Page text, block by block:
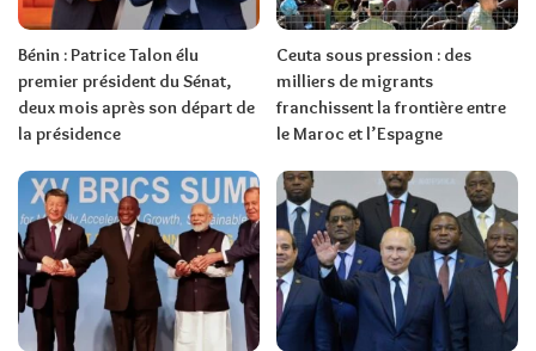
Bénin : Patrice Talon élu
premier président du Sénat,
deux mois après son départ de
la présidence
Ceuta sous pression : des
milliers de migrants
franchissent la frontière entre
le Maroc et l’Espagne